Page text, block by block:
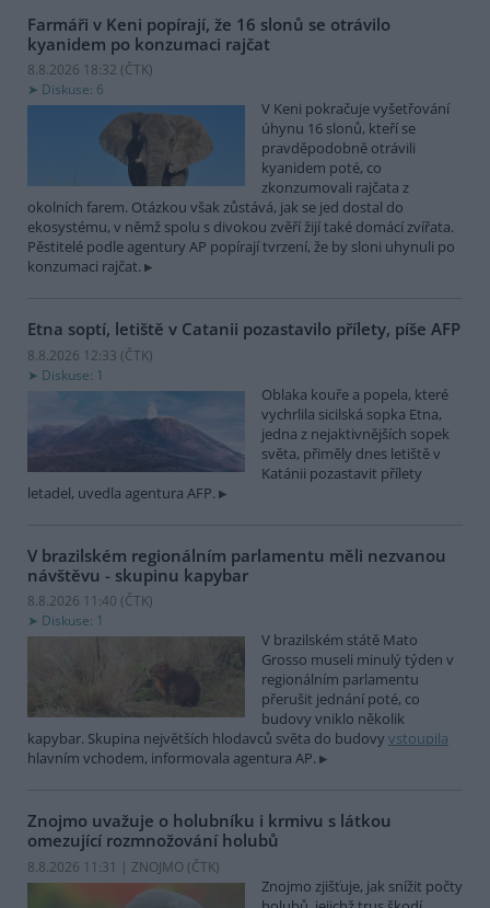
Farmáři v Keni popírají, že 16 slonů se otrávilo
kyanidem po konzumaci rajčat
8.8.2026 18:32 (ČTK)
Diskuse: 6
V Keni pokračuje vyšetřování
úhynu 16 slonů, kteří se
pravděpodobně otrávili
kyanidem poté, co
zkonzumovali rajčata z
okolních farem. Otázkou však zůstává, jak se jed dostal do
ekosystému, v němž spolu s divokou zvěří žijí také domácí zvířata.
Pěstitelé podle agentury AP popírají tvrzení, že by sloni uhynuli po
konzumaci rajčat.
Etna soptí, letiště v Catanii pozastavilo přílety, píše AFP
8.8.2026 12:33 (ČTK)
Diskuse: 1
Oblaka kouře a popela, které
vychrlila sicilská sopka Etna,
jedna z nejaktivnějších sopek
světa, přiměly dnes letiště v
Katánii pozastavit přílety
letadel, uvedla agentura AFP.
V brazilském regionálním parlamentu měli nezvanou
návštěvu - skupinu kapybar
8.8.2026 11:40 (ČTK)
Diskuse: 1
V brazilském státě Mato
Grosso museli minulý týden v
regionálním parlamentu
přerušit jednání poté, co
budovy vniklo několik
kapybar. Skupina největších hlodavců světa do budovy vstoupila
hlavním vchodem, informovala agentura AP.
Znojmo uvažuje o holubníku i krmivu s látkou
omezující rozmnožování holubů
8.8.2026 11:31 | ZNOJMO (ČTK)
Znojmo zjišťuje, jak snížit počty